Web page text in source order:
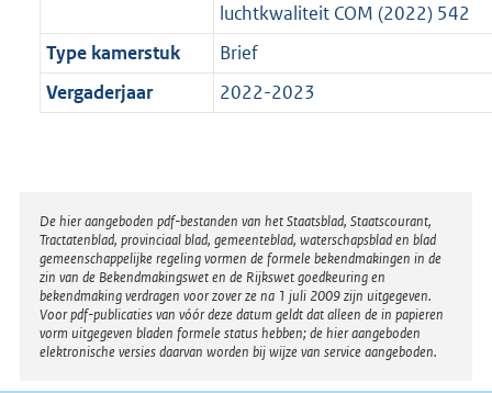
luchtkwaliteit COM (2022) 542
Type kamerstuk
Brief
Vergaderjaar
2022-2023
Disclaimer
De hier aangeboden pdf-bestanden van het Staatsblad, Staatscourant,
Tractatenblad, provinciaal blad, gemeenteblad, waterschapsblad en blad
gemeenschappelijke regeling vormen de formele bekendmakingen in de
zin van de Bekendmakingswet en de Rijkswet goedkeuring en
bekendmaking verdragen voor zover ze na 1 juli 2009 zijn uitgegeven.
Voor pdf-publicaties van vóór deze datum geldt dat alleen de in papieren
vorm uitgegeven bladen formele status hebben; de hier aangeboden
elektronische versies daarvan worden bij wijze van service aangeboden.